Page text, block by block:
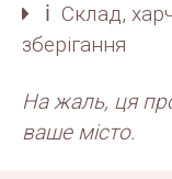
ℹ️ Склад,
зберігання
На жаль, ця
ваше місто.